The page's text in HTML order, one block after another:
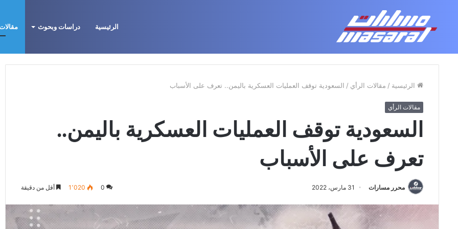
الرئيسية دراسات وبحوث
الجمعة, أغسطس 7 2026 أحدث مقالاتنا
الرئيسية / مقالات الرأي / السعودية توقف العمليات العسكرية باليمن.. تعرف على الأسباب
مقالات الرأي
السعودية توقف العمليات العسكرية باليمن..
تعرف على الأسباب
محرر مسارات 31 مارس، 2022 0 1٬020 أقل من دقيقة